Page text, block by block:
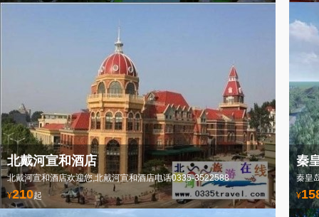
北戴河宣和酒店
北戴河宣和酒店欢迎您,北戴河宣和酒店电话0335-3522588
¥210起
秦
¥